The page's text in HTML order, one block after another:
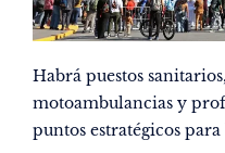
Habrá puestos
motoambulancias y
puntos estratégicos